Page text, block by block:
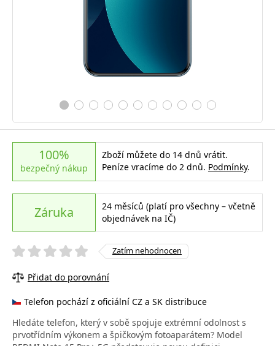
100%
bezpečný nákup
Zboží můžete do 14 dnů vrátit.
Peníze vracíme do 2 dnů. Podmínky.
Záruka
24 měsíců (platí pro všechny – včetně
objednávek na IČ)
Zatím nehodnocen
Přidat do porovnání
Telefon pochází z oficiální CZ a SK distribuce
Hledáte telefon, který v sobě spojuje extrémní odolnost s
prvotřídním výkonem a špičkovým fotoaparátem? Model